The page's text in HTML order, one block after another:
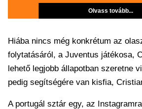
Olvass tovább...
Hiába nincs még konkrétum az
folytatásáról, a Juventus játékosa,
lehető legjobb állapotban szeretne
pedig segítségére van kisfia,
A portugál sztár egy, az